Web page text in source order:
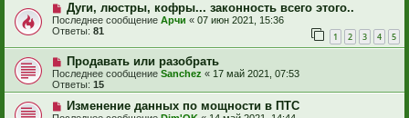
Дуги, люстры, кофры... законность всего этого..
Последнее сообщение Арчи « 07 июн 2021, 15:36
Ответы: 81 1 2 3 4 5
Продавать или разобрать
Последнее сообщение Sanchez « 17 май 2021, 07:53
Ответы: 15
Изменение данных по мощности в ПТС